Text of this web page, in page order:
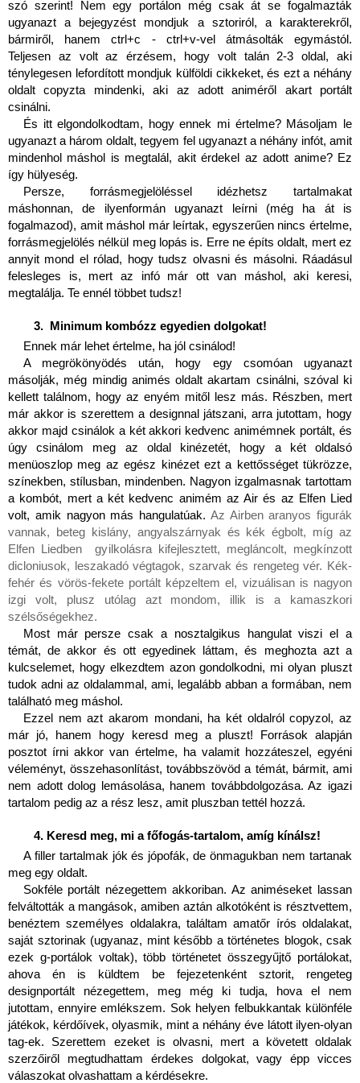
szó szerint! Nem egy portálon még csak át se fogalmazták
ugyanazt a bejegyzést mondjuk a sztoriról, a karakterekről,
bármiről, hanem ctrl+c - ctrl+v-vel átmásolták egymástól.
Teljesen az volt az érzésem, hogy volt talán 2-3 oldal, aki
ténylegesen lefordított mondjuk külföldi cikkeket, és ezt a néhány
oldalt copyzta mindenki, aki az adott animéről akart portált
csinálni.
És itt elgondolkodtam, hogy ennek mi értelme? Másoljam le
ugyanazt a három oldalt, tegyem fel ugyanazt a néhány infót, amit
mindenhol máshol is megtalál, akit érdekel az adott anime? Ez
így hülyeség.
Persze, forrásmegjelöléssel idézhetsz tartalmakat
máshonnan, de ilyenformán ugyanazt leírni (még ha át is
fogalmazod), amit máshol már leírtak, egyszerűen nincs értelme,
forrásmegjelölés nélkül meg lopás is. Erre ne építs oldalt, mert ez
annyit mond el rólad, hogy tudsz olvasni és másolni. Ráadásul
felesleges is, mert az infó már ott van máshol, aki keresi,
megtalálja. Te ennél többet tudsz!
Minimum kombózz egyedien dolgokat!
Ennek már lehet értelme, ha jól csinálod!
A megrökönyödés után, hogy egy csomóan ugyanazt
másolják, még mindig animés oldalt akartam csinálni, szóval ki
kellett találnom, hogy az enyém mitől lesz más. Részben, mert
már akkor is szerettem a designnal játszani, arra jutottam, hogy
akkor majd csinálok a két akkori kedvenc animémnek portált, és
úgy csinálom meg az oldal kinézetét, hogy a két oldalsó
menüoszlop meg az egész kinézet ezt a kettősséget tükrözze,
színekben, stílusban, mindenben. Nagyon izgalmasnak tartottam
a kombót, mert a két kedvenc animém az Air és az Elfen Lied
volt, amik nagyon más hangulatúak. Az Airben aranyos figurák
vannak, beteg kislány, angyalszárnyak és kék égbolt, míg az
Elfen Liedben  gyilkolásra kifejlesztett, megláncolt, megkínzott
dicloniusok, leszakadó végtagok, szarvak és rengeteg vér. Kék-
fehér és vörös-fekete portált képzeltem el, vizuálisan is nagyon
izgi volt, plusz utólag azt mondom, illik is a kamaszkori
szélsőségekhez.
Most már persze csak a nosztalgikus hangulat viszi el a
témát, de akkor és ott egyedinek láttam, és meghozta azt a
kulcselemet, hogy elkezdtem azon gondolkodni, mi olyan pluszt
tudok adni az oldalammal, ami, legalább abban a formában, nem
található meg máshol.
Ezzel nem azt akarom mondani, ha két oldalról copyzol, az
már jó, hanem hogy keresd meg a pluszt! Források alapján
posztot írni akkor van értelme, ha valamit hozzáteszel, egyéni
véleményt, összehasonlítást, továbbszövöd a témát, bármit, ami
nem adott dolog lemásolása, hanem továbbdolgozása. Az igazi
tartalom pedig az a rész lesz, amit pluszban tettél hozzá.
Keresd meg, mi a főfogás-tartalom, amíg kínálsz!
A filler tartalmak jók és jópofák, de önmagukban nem tartanak
meg egy oldalt.
Sokféle portált nézegettem akkoriban. Az animéseket lassan
felváltották a mangások, amiben aztán alkotóként is résztvettem,
benéztem személyes oldalakra, találtam amatőr írós oldalakat,
saját sztorinak (ugyanaz, mint később a történetes blogok, csak
ezek g-portálok voltak), több történetet összegyűjtő portálokat,
ahova én is küldtem be fejezetenként sztorit, rengeteg
designportált nézegettem, meg még ki tudja, hova el nem
jutottam, ennyire emlékszem. Sok helyen felbukkantak különféle
játékok, kérdőívek, olyasmik, mint a néhány éve látott ilyen-olyan
tag-ek. Szerettem ezeket is olvasni, mert a követett oldalak
szerzőiről megtudhattam érdekes dolgokat, vagy épp vicces
válaszokat olvashattam a kérdésekre.